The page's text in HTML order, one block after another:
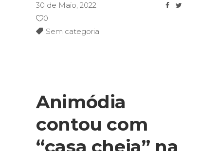
30 de Maio, 2022
0
Sem categoria
Animódia
contou com
“casa cheia” na